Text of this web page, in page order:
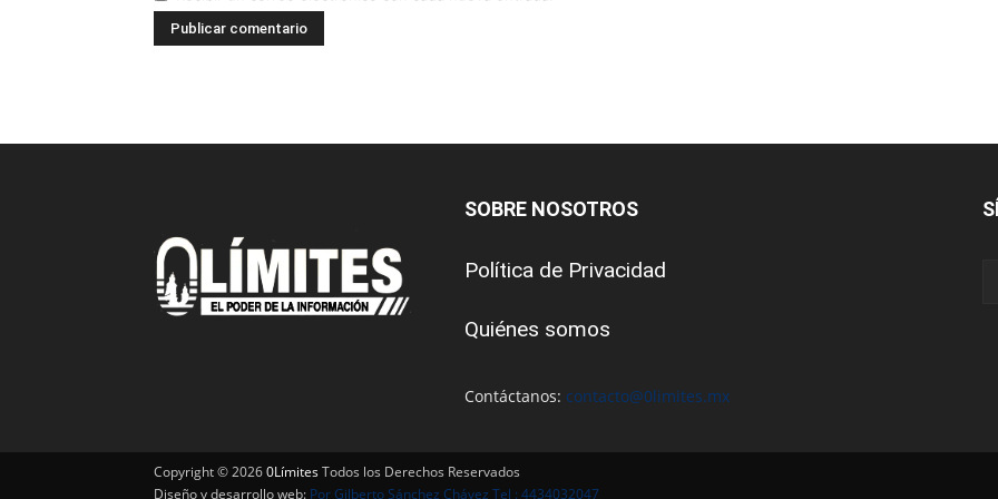
SOBRE NOSOTROS
Política de Privacidad
Quiénes somos
Contáctanos: contacto@0limites.mx
Copyright © 20260LímitesTodos los Derechos Reservados
Diseño y desarrollo web: Por Gilberto Sánchez Chávez Tel : 4434032047